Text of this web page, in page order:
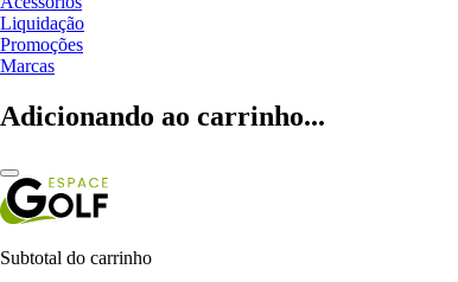
Liquidação
Promoções
Marcas
Adicionando ao carrinho...
Subtotal do carrinho